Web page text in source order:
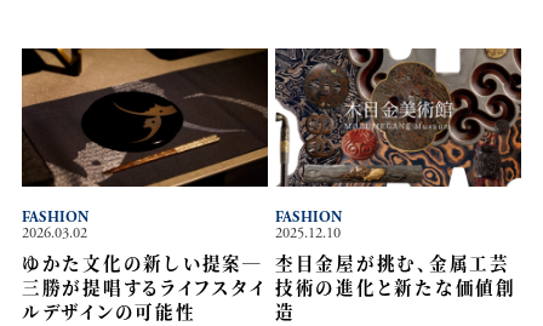
2026.03.02
ゆかた文化の新しい提案―
三勝が提唱するライフスタイ
ルデザインの可能性
FASHION
2025.12.10
杢目金屋が挑む、金属工芸
技術の進化と新たな価値創
造
FASHION